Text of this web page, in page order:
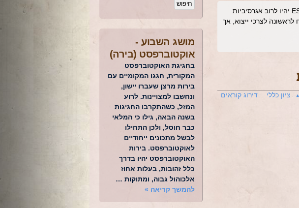
Extra Special / Strong Bitter ה-ESB הינו למעשה סגנון בן של הביטר האנגלי. בירות ESB יהיו לרוב אגרסיביות
לראשונה לצרכי ייצוא, אך
ציון כללי דירוג קוראים
מושג השבוע -
אוקטוברפסט (בירה)
בחגיגת האוקטוברפסט
המקורית, חגגו המקומיים עם
בירות מרצן שעברו יישון,
ונחשבו למצויינות. לרוע
המזל, כשהתקרבו החגיגות
בשנה הבאה, גילו כי המלאי
כבר חוסל, ולכן התחילו
לבשל מתכונים ייחודיים
לאוקטוברפסט. בירות
האוקטוברפסט יהיו בדרך
כלל זהובות, בעלות אחוז
אלכוהול גבוה, ומתוקות …
להמשך קריאה »